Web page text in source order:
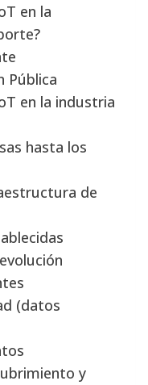
en la
Pública
en la industria
hasta los
de
(datos
y